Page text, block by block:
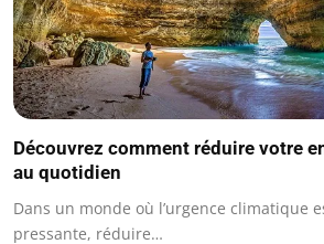
Découvrez comment réduire votre
au quotidien
Dans un monde où l’urgence climatique
pressante, réduire…